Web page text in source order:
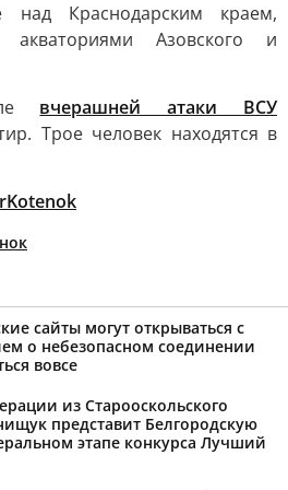
над Краснодарским краем,
акваториями Азовского и
вчерашней атаки ВСУ
Трое человек находятся в
сайты могут открываться с
о небезопасном соединении
вовсе
из Старооскольского
представит Белгородскую
этапе конкурса Лучший